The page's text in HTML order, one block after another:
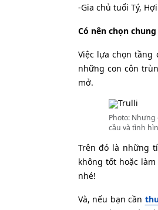
-Gia chủ tuổi Tý,
Có nên chọn
Việc lựa chọn
những con côn
mở.
Photo:
cầu và tình
Trên đó là những
không tốt hoặc
nhé!
Và, nếu bạn cần